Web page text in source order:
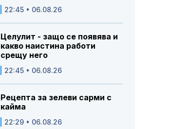
22:45 • 06.08.26
Целулит - защо се появява и
какво наистина работи
срещу него
22:45 • 06.08.26
Рецепта за зелеви сарми с
кайма
22:29 • 06.08.26